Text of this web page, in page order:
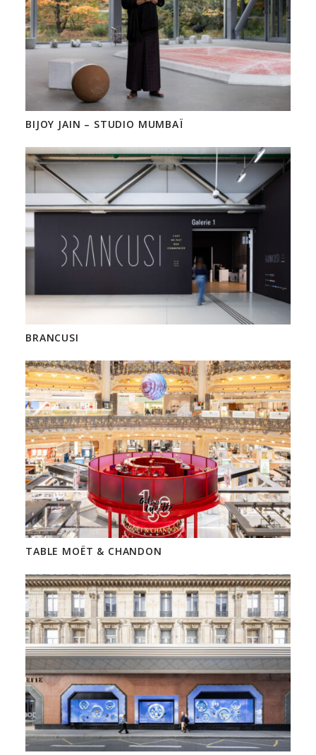
BIJOY JAIN – STUDIO MUMBAÏ
BRANCUSI
TABLE MOËT & CHANDON